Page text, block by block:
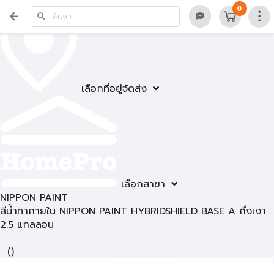
เลือกที่อยู่จัดส่ง
เลือกสาขา
0
NIPPON PAINT
สีน้ำทาภายใน NIPPON PAINT HYBRIDSHIELD BASE A กึ่งเงา
2.5 แกลลอน
()